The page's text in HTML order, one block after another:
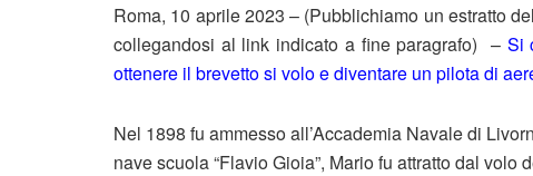
Roma, 10 aprile 2023 – (Pubblichiamo un estratto
collegandosi al link indicato a fine paragrafo) – Si
ottenere il brevetto si volo e diventare un pilota di
Nel 1898 fu ammesso all’Accademia Navale di
nave scuola “Flavio Gioia”, Mario fu attratto dal